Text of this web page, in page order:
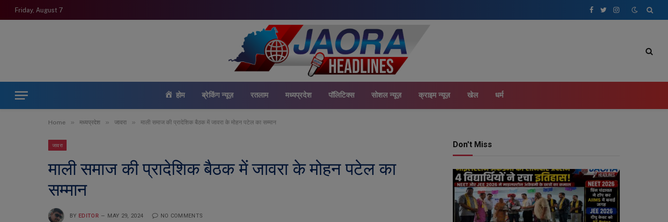
Friday, August 7
Facebook
TwitterInstagram
होम ब्रेकिंग न्यूज़ रतलाम मध्यप्रदेश पॉलिटिक्स सोशल न्यूज़ क्राइम न्यूज़ खेल धर्म
Home » मध्यप्रदेश » जावरा » माली समाज की प्रादेशिक बैठक में जावरा के मोहन पटेल का सम्मान
जावरा
माली समाज की प्रादेशिक बैठक में जावरा के मोहन पटेल का
सम्मान
BY EDITOR MAY 29, 2024 NO COMMENTS
Don't Miss